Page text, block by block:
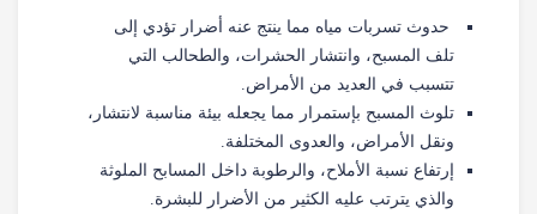
حدوث تسربات مياه مما ينتج عنه أضرار تؤدي إلى
تلف المسبح، وانتشار الحشرات، والطحالب التي
تتسبب في العديد من الأمراض.
تلوث المسبح بإستمرار مما يجعله بيئة مناسبة لانتشار،
ونقل الأمراض، والعدوى المختلفة.
إرتفاع نسبة الأملاح، والرطوبة داخل المسابح الملوثة
والذي يترتب عليه الكثير من الأضرار للبشرة.